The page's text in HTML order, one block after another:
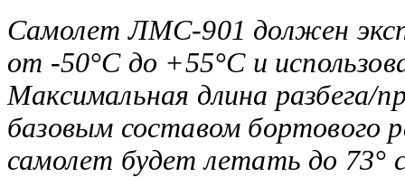
Самолет ЛМС-901 должен
от -50°C до +55°C и
Максимальная длина разбега/
базовым составом бортового
самолет будет летать до 73°